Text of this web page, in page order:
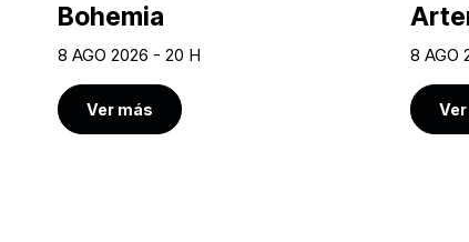
Bohemia
8 AGO 2026 - 20 H
Ver más
8 AGO